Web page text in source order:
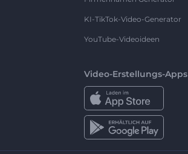
KI-TikTok-Video-Generator
YouTube-Videoideen
Video-Erstellungs-Apps